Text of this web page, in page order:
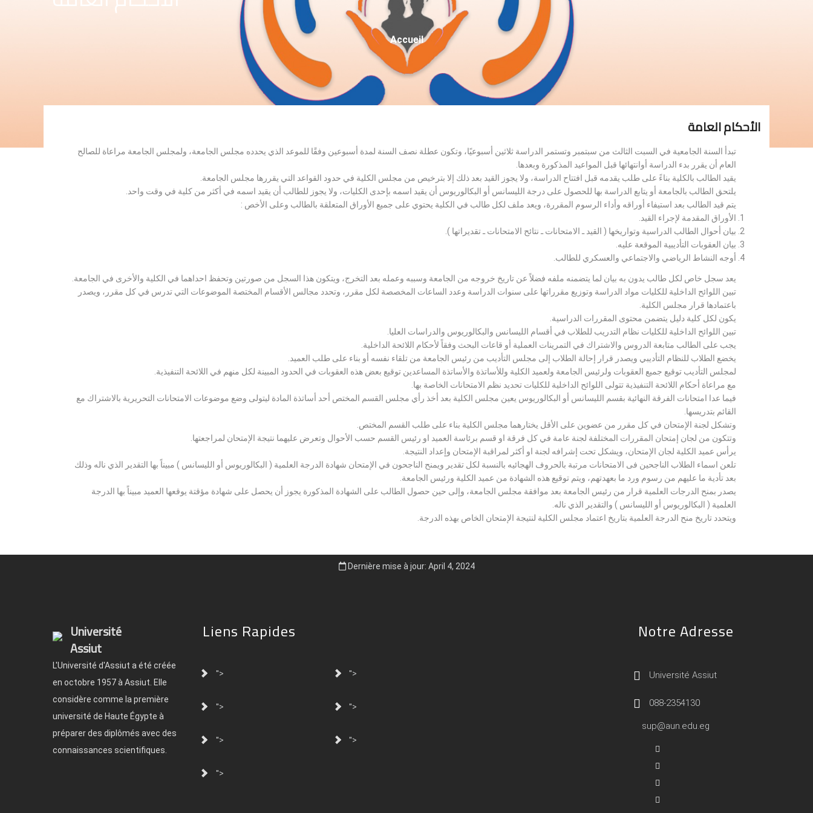
Fil
D'Ariane
Accueil
الأحكام العامة
تبدأ السنة الجامعية في السبت الثالث من سبتمبر وتستمر الدراسة ثلاثين أسبوعيًا، وتكون عطلة نصف السنة لمدة أسبوعين وفقًا للموعد الذي يحدده مجلس الجامعة، ولمجلس الجامعة مراعاة للصالح
العام أن يقرر بدء الدراسة أوانتهائها قبل المواعيد المذكورة وبعدها.
يقيد الطالب بالكلية بناءً على طلب يقدمه قبل افتتاح الدراسة، ولا يجوز القيد بعد ذلك إلا بترخيص من مجلس الكلية في حدود القواعد التي يقررها مجلس الجامعة.
يلتحق الطالب بالجامعة أو يتابع الدراسة بها للحصول على درجة الليسانس أو البكالوريوس أن يقيد اسمه بإحدى الكليات، ولا يجوز للطالب أن يقيد اسمه في أكثر من كلية في وقت واحد.
يتم قيد الطالب بعد استيفاء أوراقه وأداء الرسوم المقررة، ويعد ملف لكل طالب في الكلية يحتوي على جميع الأوراق المتعلقة بالطالب وعلى الأخص :
الأوراق المقدمة لإجراء القيد.
بيان أحوال الطالب الدراسية وتواريخها ( القيد ـ الامتحانات ـ نتائح الامتحانات ـ تقديراتها ).
بيان العقوبات التأديبية الموقعة عليه.
أوجه النشاط الرياضي والاجتماعي والعسكري للطالب.
يعد سجل خاص لكل طالب يدون به بيان لما يتضمنه ملفه فضلاً عن تاريخ خروجه من الجامعة وسببه وعمله بعد التخرج، ويتكون هذا السجل من صورتين وتحفظ احداهما في الكلية والأخرى في الجامعة.
تبين اللوائح الداخلية للكليات مواد الدراسة وتوزيع مقرراتها على سنوات الدراسة وعدد الساعات المخصصة لكل مقرر، وتحدد مجالس الأقسام المختصة الموضوعات التي تدرس في كل مقرر، ويصدر
باعتمادها قرار مجلس الكلية.
يكون لكل كلية دليل يتضمن محتوى المقررات الدراسية.
تبين اللوائح الداخلية للكليات نظام التدريب للطلاب في أقسام الليسانس والبكالوريوس والدراسات العليا.
يجب على الطالب متابعة الدروس والاشتراك في التمرينات العملية أو قاعات البحث وفقاً لأحكام اللائحة الداخلية.
يخضع الطلاب للنظام التأديبي ويصدر قرار إحالة الطلاب إلى مجلس التأديب من رئيس الجامعة من تلقاء نفسه أو بناء على طلب العميد.
لمجلس التأديب توقيع جميع العقوبات ولرئيس الجامعة ولعميد الكلية وللأساتذة والأساتذة المساعدين توقيع بعض هذه العقوبات في الحدود المبينة لكل منهم في اللائحة التنفيذية.
مع مراعاة أحكام اللائحة التنفيذية تتولى اللوائح الداخلية للكليات تحديد نظم الامتحانات الخاصة بها.
فيما عدا امتحانات الفرقة النهائية بقسم الليسانس أو البكالوريوس يعين مجلس الكلية بعد أخذ رأي مجلس القسم المختص أحد أساتذة المادة ليتولى وضع موضوعات الامتحانات التحريرية بالاشتراك مع
القائم بتدريسها.
وتشكل لجنة الإمتحان في كل مقرر من عضوين على الأقل يختارهما مجلس الكلية بناء على طلب القسم المختص.
وتتكون من لجان إمتحان المقررات المختلفة لجنة عامة في كل فرقة او قسم برئاسة العميد او رئيس القسم حسب الأحوال وتعرض عليهما نتيجة الإمتحان لمراجعتها.
يرأس عميد الكلية لجان الإمتحان، ويشكل تحت إشرافه لجنة او أكثر لمراقبة الإمتحان وإعداد النتيجة.
تلعن اسماء الطلاب الناجحين فى الامتحانات مرتبة بالحروف الهجائيه بالنسبة لكل تقدير ويمنح الناجحون في الإمتحان شهادة الدرجة العلمية ( البكالوريوس أو الليسانس ) مبيناً بها التقدير الذي ناله وذلك
بعد تأدية ما عليهم من رسوم ورد ما بعهدتهم، ويتم توقيع هذه الشهادة من عميد الكلية ورئيس الجامعة.
يصدر بمنح الدرجات العلمية قرار من رئيس الجامعة بعد موافقة مجلس الجامعة، وإلى حين حصول الطالب على الشهادة المذكورة يجوز أن يحصل على شهادة مؤقتة يوقعها العميد مبيناً بها الدرجة
العلمية ( البكالوريوس أو الليسانس ) والتقدير الذي ناله.
ويتحدد تاريخ منح الدرجة العلمية بتاريخ اعتماد مجلس الكلية لنتيجة الإمتحان الخاص بهذه الدرجة.
Dernière mise à jour: April 4, 2024
Université
Assiut
L'Université d'Assiut a été créée
en octobre 1957 à Assiut. Elle
considère comme la première
université de Haute Égypte à
préparer des diplômés avec des
connaissances scientifiques.
Liens Rapides
"> ">
"> ">
"> ">
">
Notre Adresse
Université Assiut
088-2354130
sup@aun.edu.eg